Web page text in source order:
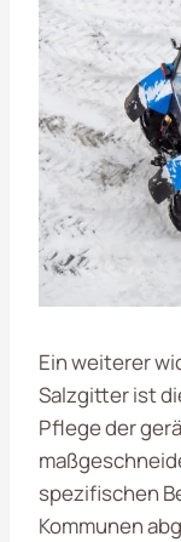
Ein weiterer
Salzgitter ist
Pflege der
spezifischen
Kommunen